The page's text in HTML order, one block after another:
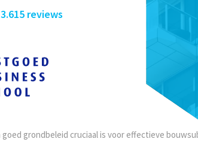
3.615 reviews
goed grondbeleid cruciaal is voor effectieve